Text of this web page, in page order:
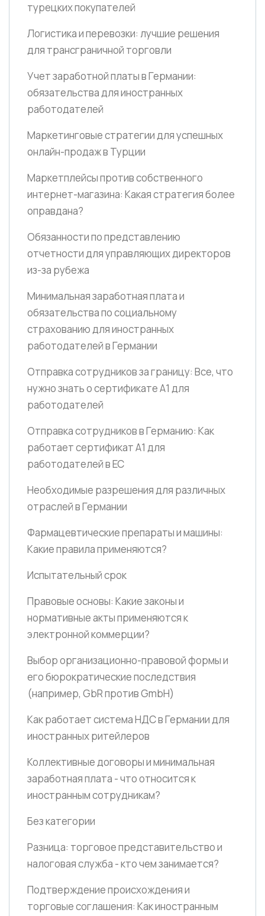
турецких покупателей
Логистика и перевозки: лучшие решения
для трансграничной торговли
Учет заработной платы в Германии:
обязательства для иностранных
работодателей
Маркетинговые стратегии для успешных
онлайн-продаж в Турции
Маркетплейсы против собственного
интернет-магазина: Какая стратегия более
оправдана?
Обязанности по представлению
отчетности для управляющих директоров
из-за рубежа
Минимальная заработная плата и
обязательства по социальному
страхованию для иностранных
работодателей в Германии
Отправка сотрудников за границу: Все, что
нужно знать о сертификате A1 для
работодателей
Отправка сотрудников в Германию: Как
работает сертификат А1 для
работодателей в ЕС
Необходимые разрешения для различных
отраслей в Германии
Фармацевтические препараты и машины:
Какие правила применяются?
Испытательный срок
Правовые основы: Какие законы и
нормативные акты применяются к
электронной коммерции?
Выбор организационно-правовой формы и
его бюрократические последствия
(например, GbR против GmbH)
Как работает система НДС в Германии для
иностранных ритейлеров
Коллективные договоры и минимальная
заработная плата - что относится к
иностранным сотрудникам?
Без категории
Разница: торговое представительство и
налоговая служба - кто чем занимается?
Подтверждение происхождения и
торговые соглашения: Как иностранным